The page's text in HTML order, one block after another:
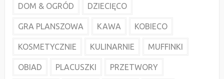
DOM & OGRÓD DZIECIĘCO
GRA PLANSZOWA KAWA KOBIECO
KOSMETYCZNIE KULINARNIE MUFFINKI
OBIAD PLACUSZKI PRZETWORY